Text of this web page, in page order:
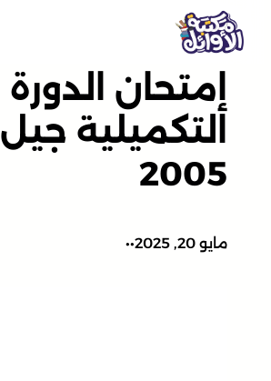
تخطى
إلى
المحتوىإمتحان الدورة
التكميلية جيل
2005
مايو 20, 2025 •
•